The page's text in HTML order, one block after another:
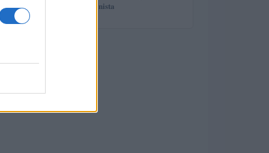
spiega il professionista